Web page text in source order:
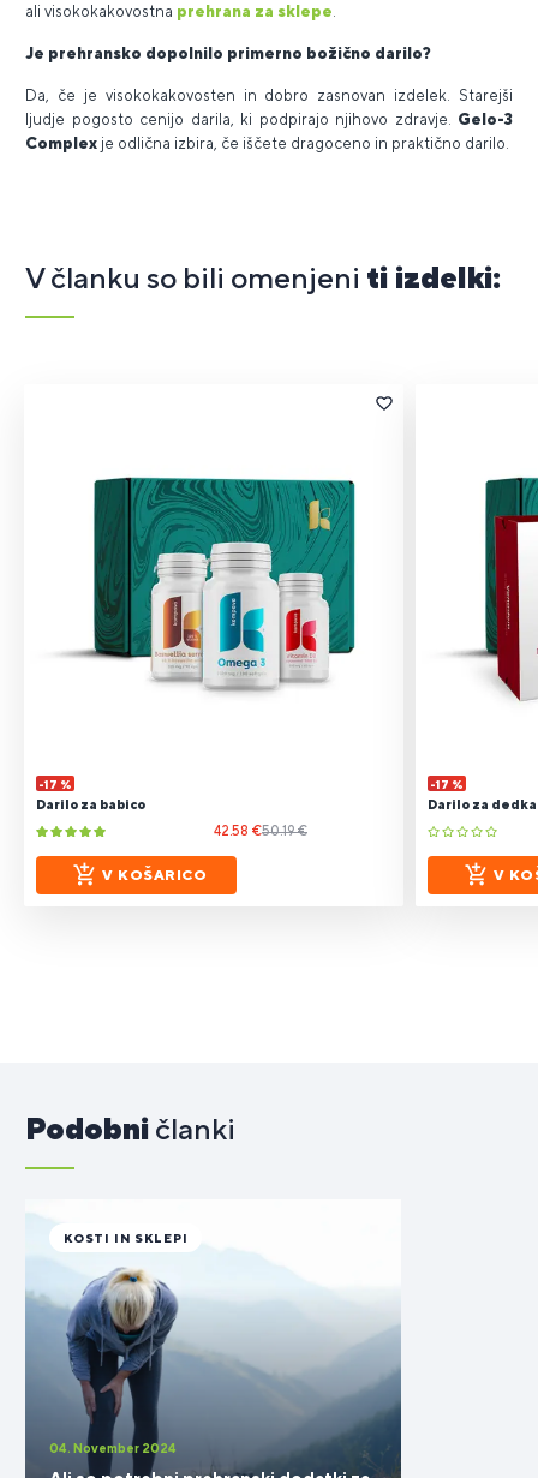
ali visokokakovostna prehrana za sklepe
Je prehransko dopolnilo primerno božično darilo?
Da, če je visokokakovosten in dobro zasnovan izdelek. Starejši
ljudje pogosto cenijo darila, ki podpirajo njihovo zdravje. Gelo-3
Complex je odlična izbira, če iščete dragoceno in praktično darilo.
V članku so bili omenjeni ti izdelki:
-17 %
Darilo za babico
50.19 €
42.58 €
V KOŠARICO
-17 %
Darilo za dedka
V
Podobni članki
04. November 2024
KOSTI IN SKLEPI